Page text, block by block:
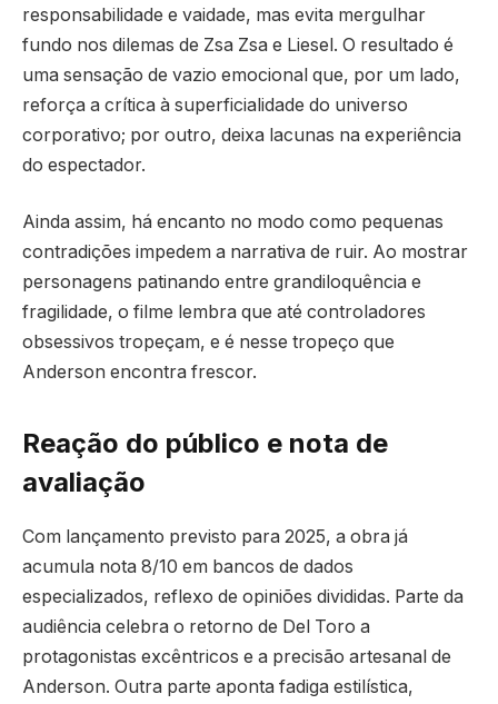
responsabilidade e vaidade, mas evita mergulhar
fundo nos dilemas de Zsa Zsa e Liesel. O resultado é
uma sensação de vazio emocional que, por um lado,
reforça a crítica à superficialidade do universo
corporativo; por outro, deixa lacunas na experiência
do espectador.
Ainda assim, há encanto no modo como pequenas
contradições impedem a narrativa de ruir. Ao mostrar
personagens patinando entre grandiloquência e
fragilidade, o filme lembra que até controladores
obsessivos tropeçam, e é nesse tropeço que
Anderson encontra frescor.
Reação do público e nota de
avaliação
Com lançamento previsto para 2025, a obra já
acumula nota 8/10 em bancos de dados
especializados, reflexo de opiniões divididas. Parte da
audiência celebra o retorno de Del Toro a
protagonistas excêntricos e a precisão artesanal de
Anderson. Outra parte aponta fadiga estilística,